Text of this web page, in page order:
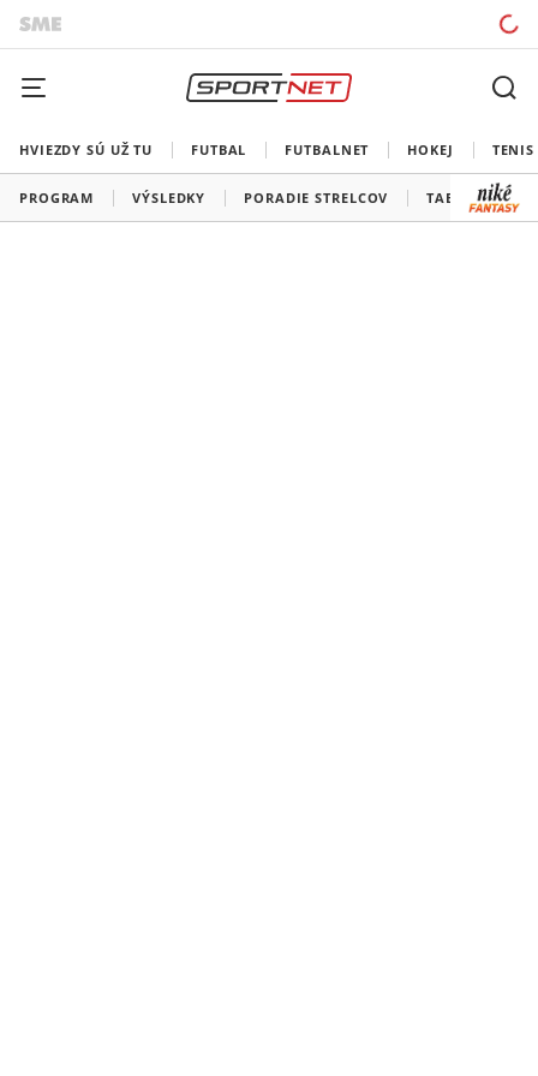
HVIEZDY SÚ UŽ TU FUTBAL FUTBALNET HOKEJ TENIS
PROGRAM VÝSLEDKY PORADIE STRELCOV TABUĽKY A